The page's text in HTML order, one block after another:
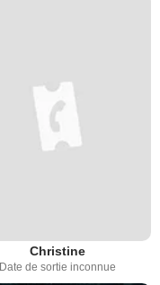
Christine
Date de sortie inconnue